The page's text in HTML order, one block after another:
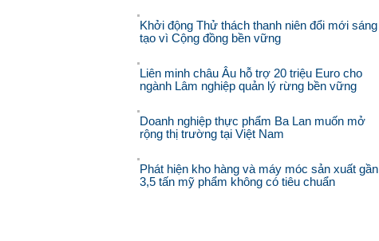
Khởi động Thử thách thanh niên đổi mới sáng
tạo vì Cộng đồng bền vững
Liên minh châu Âu hỗ trợ 20 triệu Euro cho
ngành Lâm nghiệp quản lý rừng bền vững
Doanh nghiệp thực phẩm Ba Lan muốn mở
rộng thị trường tại Việt Nam
Phát hiện kho hàng và máy móc sản xuất gần
3,5 tấn mỹ phẩm không có tiêu chuẩn